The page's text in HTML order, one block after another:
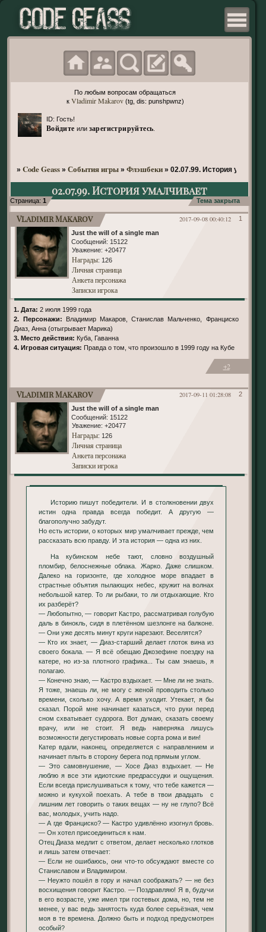
По любым вопросам обращаться
к Vladimir Makarov(tg, dis: punshpwnz)
ID: Гость!
Войдите или зарегистрируйтесь
» Code Geass » События игры » Флэшбеки » 02.07.99. История
02.07.99. История умалчивает
Страница: 1 Тема закрыта
1
2017-09-08 00:40:12
Vladimir Makarov
Just the will of a single man
Сообщений: 15122
Уважение: +20477
Награды: 126
Личная страница
Анкета персонажа
Записки игрока
1. Дата: 2 июля 1999 года
2. Персонажи: Владимир Макаров, Станислав Мальченко, Франциско
Диаз, Анна (отыгрывает Марика)
3. Место действия: Куба, Гаванна
4. Игровая ситуация: Правда о том, что произошло в 1999 году на Кубе
+2
2
2017-09-11 01:28:08
Vladimir Makarov
Just the will of a single man
Сообщений: 15122
Уважение: +20477
Награды: 126
Личная страница
Анкета персонажа
Записки игрока
Историю пишут победители. И в столкновении двух
истин одна правда всегда победит. А другую —
благополучно забудут.
Но есть истории, о которых мир умалчивает прежде, чем
рассказать всю правду. И эта история — одна из них.
На кубинском небе тают, словно воздушный
пломбир, белоснежные облака. Жарко. Даже слишком.
Далеко на горизонте, где холодное море впадает в
страстные объятия пылающих небес, кружит на волнах
небольшой катер. То ли рыбаки, то ли отдыхающие. Кто
их разберёт?
— Любопытно, — говорит Кастро, рассматривая голубую
даль в бинокль, сидя в плетённом шезлонге на балконе.
— Они уже десять минут круги нарезают. Веселятся?
— Кто их знает, — Диаз-старший делает глоток вина из
своего бокала. — Я всё обещаю Джозефине поездку на
катере, но из-за плотного графика... Ты сам знаешь, я
полагаю.
— Конечно знаю, — Кастро вздыхает. — Мне ли не знать.
Я тоже, знаешь ли, не могу с женой проводить столько
времени, сколько хочу. А время уходит. Утекает, я бы
сказал. Порой мне начинает казаться, что руки перед
сном схватывает судорога. Вот думаю, сказать своему
врачу, или не стоит. Я ведь наверняка лишусь
возможности дегустировать новые сорта рома и вин!
Катер вдали, наконец, определяется с направлением и
начинает плыть в сторону берега под прямым углом.
— Это самовнушение, — Хосе Диаз вздыхает. — Не
люблю я все эти идиотские предрассудки и ощущения.
Если всегда прислушиваться к тому, что тебе кажется —
можно и кукухой поехать. А тебе в твои двадцать с
лишним лет говорить о таких вещах — ну не глупо? Всё
вас, молодых, учить надо.
— А где Франциско? — Кастро удивлённо изогнул бровь.
— Он хотел присоединиться к нам.
Отец Диаза медлит с ответом, делает несколько глотков
и лишь затем отвечает:
— Если не ошибаюсь, они что-то обсуждают вместе со
Станиславом и Владимиром.
— Неужто пошёл в гору и начал соображать? — не без
восхищения говорит Кастро. — Поздравляю! Я в, будучи
в его возрасте, уже имел три гостевых дома, но, тем не
менее, у вас ведь занятость куда более серьёзная, чем
моя в те времена. Должно быть и подход предусмотрен
особый?